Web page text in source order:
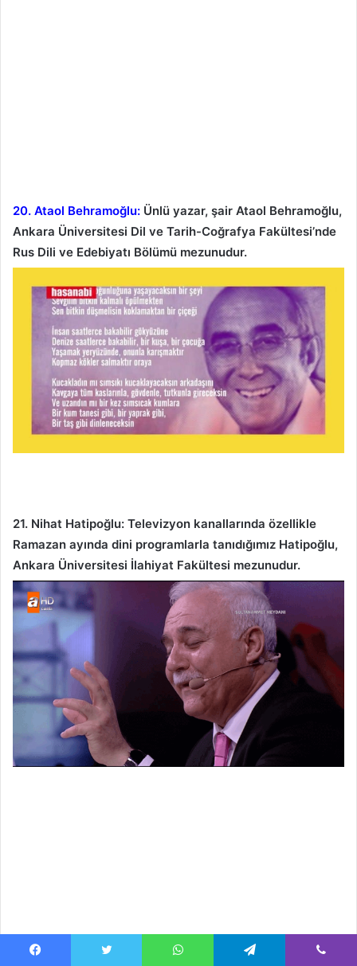
20. Ataol Behramoğlu: Ünlü yazar, şair Ataol Behramoğlu,
Ankara Üniversitesi Dil ve Tarih-Coğrafya Fakültesi’nde
Rus Dili ve Edebiyatı Bölümü mezunudur.
21. Nihat Hatipoğlu: Televizyon kanallarında özellikle
Ramazan ayında dini programlarla tanıdığımız Hatipoğlu,
Ankara Üniversitesi İlahiyat Fakültesi mezunudur.